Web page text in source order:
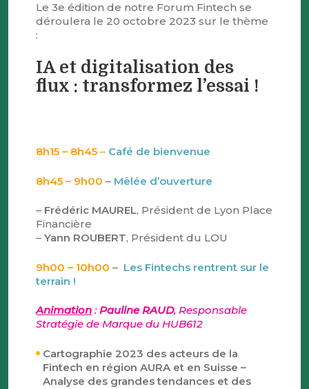
Le 3e édition de notre Forum Fintech se
déroulera le 20 octobre 2023 sur le thème
:
IA et digitalisation des
flux : transformez l’essai !
8h15 – 8h45 – Café de bienvenue
8h45 – 9h00 – Mêlée d’ouverture
– Frédéric MAUREL, Président de Lyon Place
Financière
–Yann ROUBERT, Président du LOU
9h00 – 10h00– Les Fintechs rentrent sur le
terrain !
Animation :Pauline RAUD, Responsable
Stratégie de Marque du HUB612
Cartographie 2023 des acteurs de la
Fintech en région AURA et en Suisse –
Analyse des grandes tendances et des